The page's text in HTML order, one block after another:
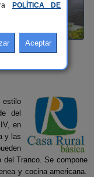
del
en
y las
Tranco. Se compone
y cocina americana.
POLÍTICA DE